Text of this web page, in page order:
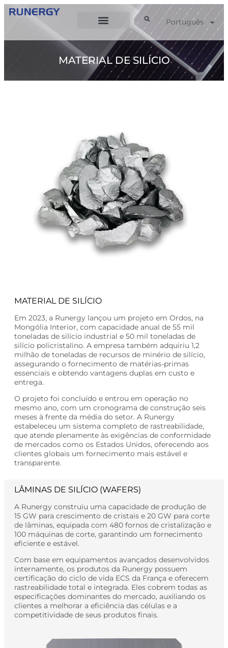
Português
MATERIAL DE SILÍCIO
MATERIAL DE SILÍCIO
Em 2023, a Runergy lançou um projeto em Ordos, na
Mongólia Interior, com capacidade anual de 55 mil
toneladas de silício industrial e 50 mil toneladas de
silício policristalino. A empresa também adquiriu 1,2
milhão de toneladas de recursos de minério de silício,
assegurando o fornecimento de matérias-primas
essenciais e obtendo vantagens duplas em custo e
entrega.
O projeto foi concluído e entrou em operação no
mesmo ano, com um cronograma de construção seis
meses à frente da média do setor. A Runergy
estabeleceu um sistema completo de rastreabilidade,
que atende plenamente às exigências de conformidade
de mercados como os Estados Unidos, oferecendo aos
clientes globais um fornecimento mais estável e
transparente.
LÂMINAS DE SILÍCIO (WAFERS)
A Runergy construiu uma capacidade de produção de
15 GW para crescimento de cristais e 20 GW para corte
de lâminas, equipada com 480 fornos de cristalização e
100 máquinas de corte, garantindo um fornecimento
eficiente e estável.
Com base em equipamentos avançados desenvolvidos
internamente, os produtos da Runergy possuem
certificação do ciclo de vida ECS da França e oferecem
rastreabilidade total e integrada. Eles cobrem todas as
especificações dominantes do mercado, auxiliando os
clientes a melhorar a eficiência das células e a
competitividade de seus produtos finais.